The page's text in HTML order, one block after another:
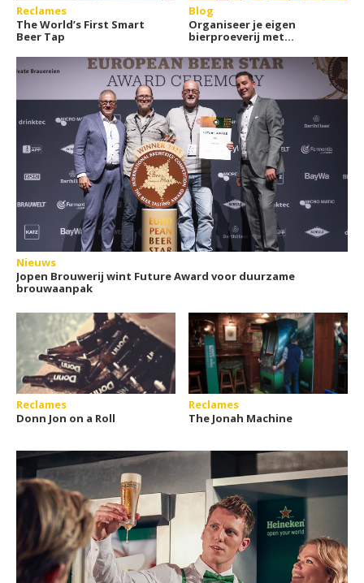
Reclames
The World’s First Smart
Beer Tap
Blog
Organiseer je eigen
bierproeverij met
Nieuws
Jopen Brouwerij wint Future Award voor duurzame
brouwaanpak
Reclames
Donn Jon on a Roll
Reclames
The Jonah Machine